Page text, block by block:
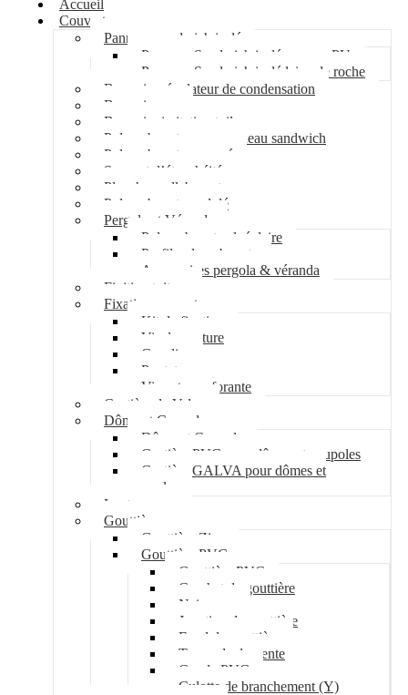
Accueil
Couverture
Panneau sandwich isolé
Panneau Sandwich isolé mousse PU
Panneau Sandwich isolé laine de roche
Bac acier régulateur de condensation
Bac acier sec
Bac acier imitation tuile
Polycarbonate pour panneau sandwich
Polycarbonate nervuré
Support d’étanchéité
Plancher collaborant
Polycarbonate ondulé
Pergola et Véranda
Polycarbonate alvéolaire
Profil polycarbonate
Accessoires pergola & véranda
Finition toiture
Fixation couverture
Kit de fixation
Vis de couture
Cavalier
Pontet
Vis auto-perforante
Costière de Velux
Dôme et Coupole
Dôme et Coupole
Costière PVC pour dômes et coupoles
Costière GALVA pour dômes et
coupoles
Lanterneau
Gouttière
Gouttière Zinc
Gouttière PVC
Gouttière PVC
Crochet de gouttière
Naissance
Jonction de gouttière
Fond de gouttière
Tuyau de descente
Coude PVC
Culotte de branchement (Y)